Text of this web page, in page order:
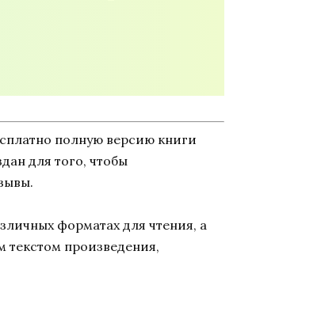
полную версию книги
для того, чтобы
форматах для чтения, а
текстом произведения,